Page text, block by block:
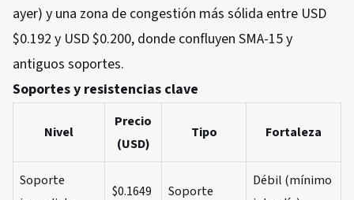
ayer) y una zona de congestión más sólida entre USD
$0.192 y USD $0.200, donde confluyen SMA-15 y
antiguos soportes.
Soportes y resistencias clave
Nivel
Precio
(USD)
Tipo Fortaleza
Soporte
$0.1649 Soporte
Débil (mínimo